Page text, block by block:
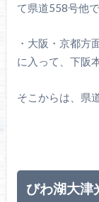
て県道558号他で
・大阪・京都方
に入って、下阪
そこからは、県
びわ湖大津